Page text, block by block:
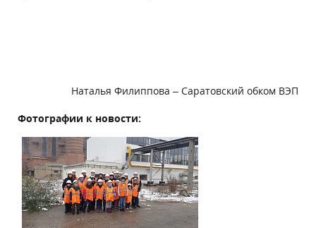
Наталья Филиппова – Саратовский обком ВЭП
Фотографии к новости: